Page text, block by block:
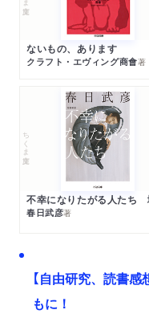
ないもの、あります
クラフト・エヴィング商會著
ちくま文庫
春日武彦著
【自由研究、読書
もに！